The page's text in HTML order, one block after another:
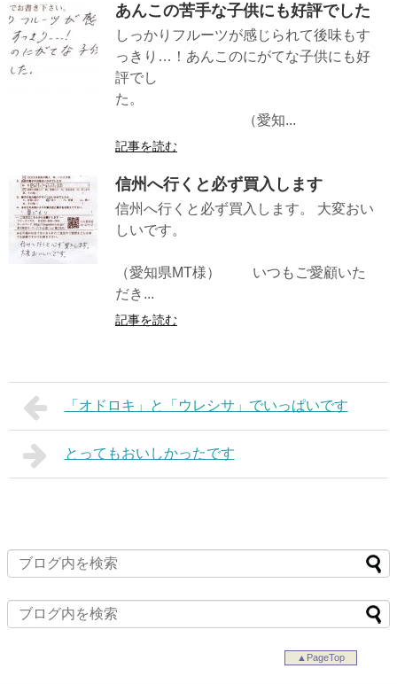
あんこの苦手な子供にも好評でした
しっかりフルーツが感じられて後味もす
っきり…！あんこのにがてな子供にも好
評でし
た。
（愛知...
記事を読む
信州へ行くと必ず買入します
信州へ行くと必ず買入します。 大変おい
しいです。
（愛知県MT様） いつもご愛顧いた
だき...
記事を読む
「オドロキ」と「ウレシサ」でいっぱいです
とってもおいしかったです
▲PageTop